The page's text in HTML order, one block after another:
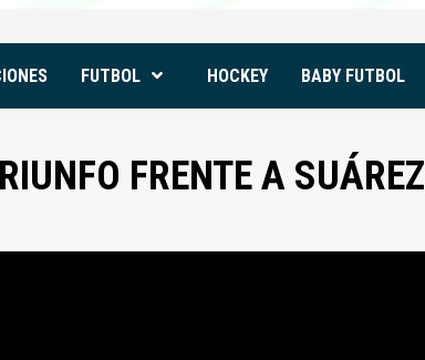
FUTBOL HOCKEY BABY FUTBOL
FRENTE A SUÁREZ